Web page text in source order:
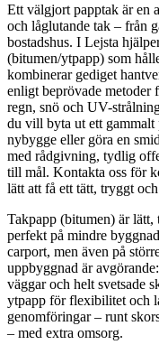
Ett välgjort papptak är en
och låglutande tak – från
bostadshus. I Lejsta
(bitumen/ytpapp) som
kombinerar gediget
enligt beprövade metoder
regn, snö och UV-
du vill byta ut ett gammalt
nybygge eller göra en
med rådgivning, tydlig
till mål. Kontakta oss för
lätt att få ett tätt, tryggt
Takpapp (bitumen) är
perfekt på mindre
carport, men även på
uppbyggnad är
väggar och helt svetsade
ytpapp för flexibilitet och
genomföringar – runt
– med extra omsorg.